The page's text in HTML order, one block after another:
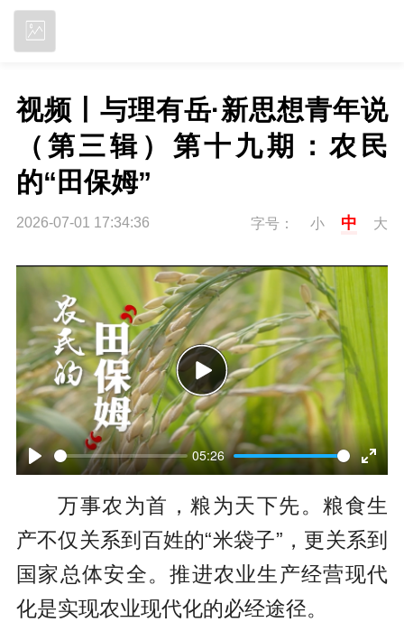
视频丨与理有岳·新思想青年说
（第三辑）第十九期：农民
的“田保姆”
2026-07-01 17:34:36 字号： 小 中 大
P
a
y
05:26
E
n
t
e
P
l
a
y
万事农为首，粮为天下先。粮食生
产不仅关系到百姓的“米袋子”，更关系到
国家总体安全。推进农业生产经营现代
化是实现农业现代化的必经途径。